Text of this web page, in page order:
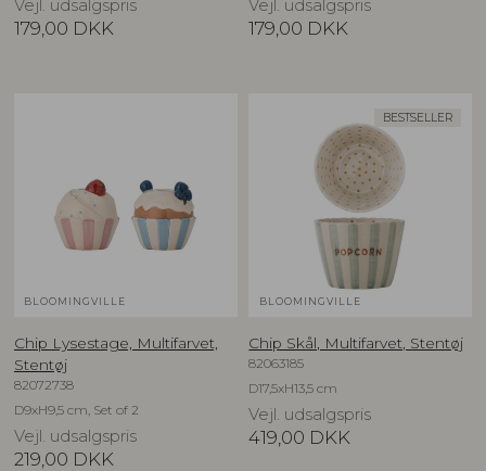
Vejl. udsalgspris
179,00 DKK
Vejl. udsalgspris
179,00 DKK
BLOOMINGVILLE
Chip Lysestage, Multifarvet,
Stentøj
82072738
D9xH9,5 cm, Set of 2
Vejl. udsalgspris
219,00 DKK
BESTSELLER
BLOOMINGVILLE
Chip Skål, Multifarvet, Stentøj
82063185
D17,5xH13,5 cm
Vejl. udsalgspris
419,00 DKK